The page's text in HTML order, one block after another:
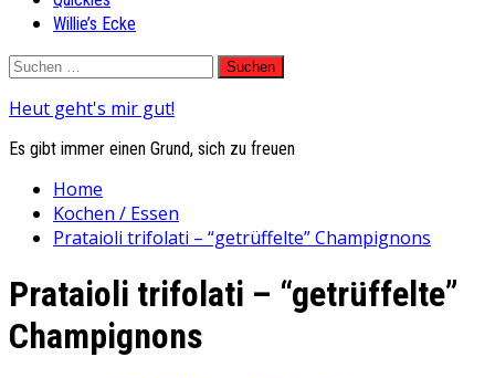
Willie’s Ecke
Skip
content
Suchen
Heut geht's mir gut!
Es gibt immer einen Grund, sich zu freuen
Home
Kochen / Essen
Prataioli trifolati – “getrüffelte” Champignons
Prataioli trifolati – “getrüffelte”
Champignons